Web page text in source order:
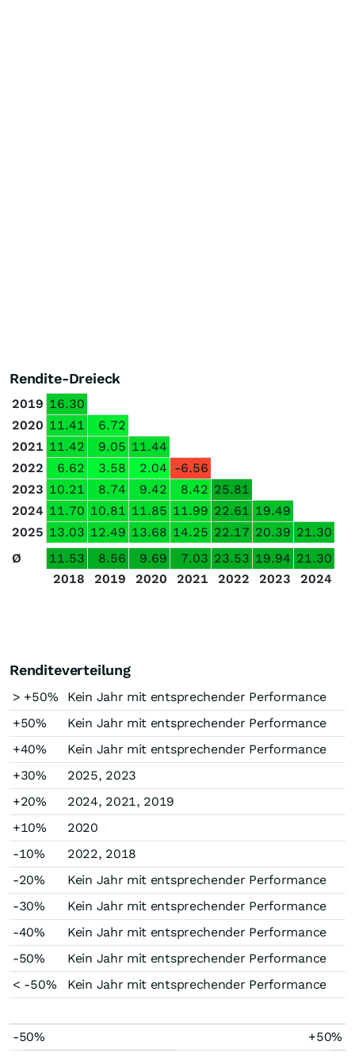
Rendite-Dreieck
2019 16.30
2020 11.41
6.72
2021 11.42 9.05 11.44
2022
6.62 3.58 2.04 -6.56
2023 10.21 8.74 9.42 8.42 25.81
2024 11.70 10.81 11.85 11.99 22.61 19.49
2025 13.03 12.49 13.68 14.25 22.17 20.39 21.30
Ø
11.53 8.56 9.69 7.03 23.53 19.94 21.30
2018
2019 2020 2021 2022 2023 2024
Renditeverteilung
> +50%
Kein Jahr mit entsprechender Performance
+50%
Kein Jahr mit entsprechender Performance
+40%
Kein Jahr mit entsprechender Performance
+30%
2025, 2023
+20%
2024, 2021, 2019
+10%
2020
-10%
2022, 2018
-20%
Kein Jahr mit entsprechender Performance
-30%
Kein Jahr mit entsprechender Performance
-40%
Kein Jahr mit entsprechender Performance
-50%
Kein Jahr mit entsprechender Performance
< -50%
Kein Jahr mit entsprechender Performance
-50% +50%